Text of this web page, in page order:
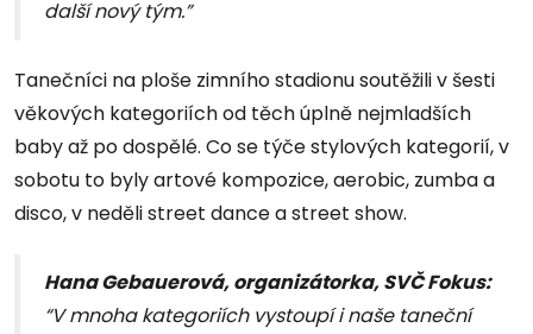
další nový tým.”
Tanečníci na ploše zimního stadionu soutěžili v šesti
věkových kategoriích od těch úplně nejmladších
baby až po dospělé. Co se týče stylových kategorií, v
sobotu to byly artové kompozice, aerobic, zumba a
disco, v neděli street dance a street show.
Hana Gebauerová, organizátorka, SVČ Fokus:
“V mnoha kategoriích vystoupí i naše taneční